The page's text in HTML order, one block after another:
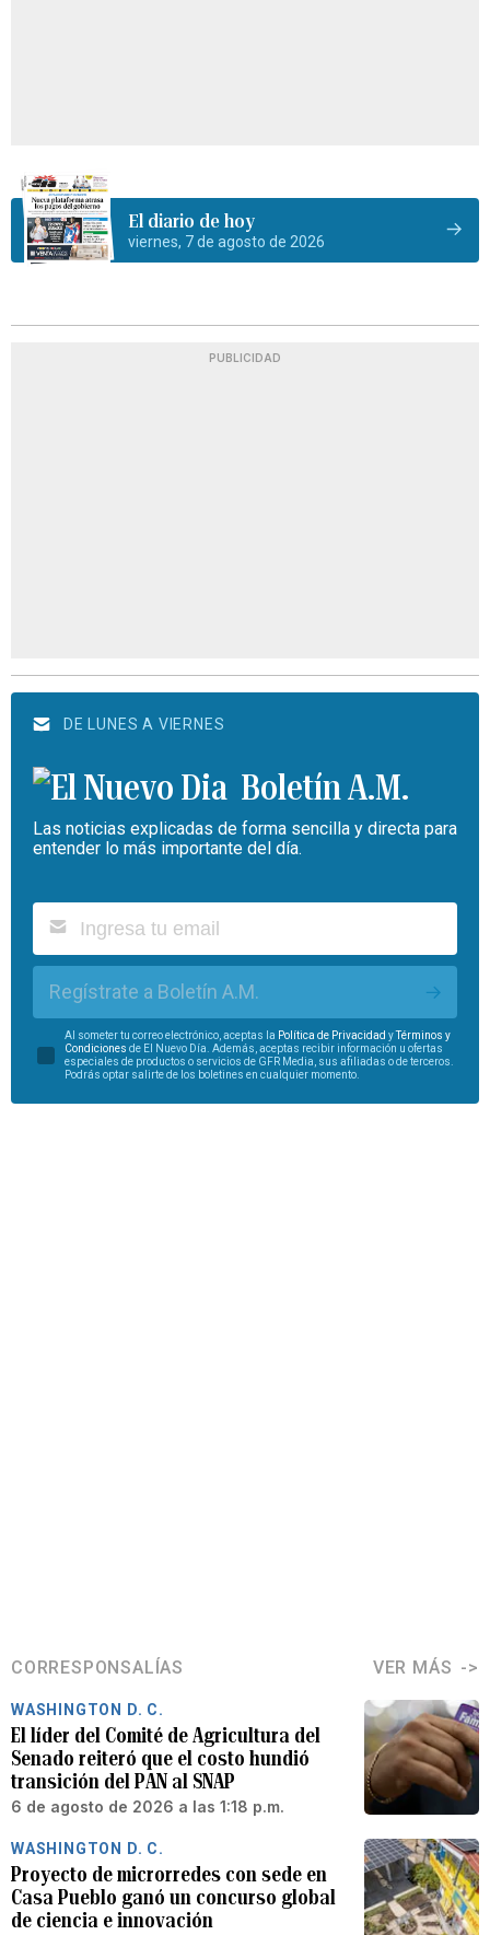
El diario de hoy
viernes, 7 de agosto de 2026
PUBLICIDAD
DE LUNES A VIERNES
Boletín A.M.
Las noticias explicadas de forma sencilla y directa para
entender lo más importante del día.
Regístrate a Boletín A.M.
Al someter tu correo electrónico, aceptas la Política de Privacidad y
Términos y
Condiciones de El Nuevo Día. Además, aceptas recibir información u ofertas
especiales de productos o servicios de GFR Media, sus afiliadas o de terceros.
Podrás optar salirte de los boletines en cualquier momento.
CORRESPONSALÍAS VER MÁS
WASHINGTON D. C.
El líder del Comité de Agricultura del
Senado reiteró que el costo hundió
transición del PAN al SNAP
6 de agosto de 2026 a las 1:18 p.m.
WASHINGTON D. C.
Proyecto de microrredes con sede en
Casa Pueblo ganó un concurso global
de ciencia e innovación